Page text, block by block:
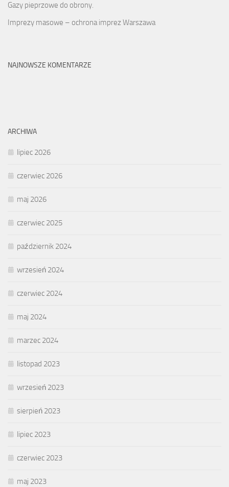
Gazy pieprzowe do obrony.
Imprezy masowe – ochrona imprez Warszawa
NAJNOWSZE KOMENTARZE
ARCHIWA
lipiec 2026
czerwiec 2026
maj 2026
czerwiec 2025
październik 2024
wrzesień 2024
czerwiec 2024
maj 2024
marzec 2024
listopad 2023
wrzesień 2023
sierpień 2023
lipiec 2023
czerwiec 2023
maj 2023